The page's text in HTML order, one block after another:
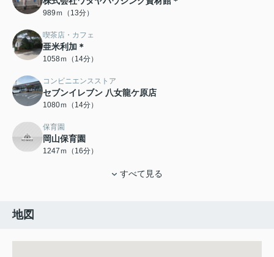
989ｍ（13分）
喫茶店・カフェ
亜米利加＊
1058ｍ（14分）
コンビニエンスストア
セブンイレブン 八女龍ケ原店
1080ｍ（14分）
保育園
岡山保育園
1247ｍ（16分）
すべて見る
地図